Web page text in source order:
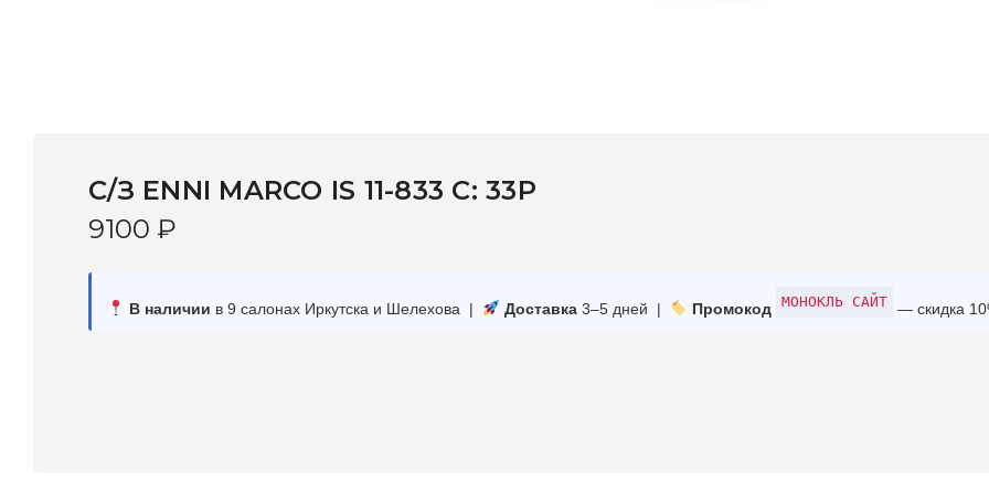
С/З ENNI MARCO IS 11-833 С: 33P
9100 ₽
В наличии в 9 салонах Иркутска и Шелехова | Доставка3–5 дней | Промокод МОНОКЛЬ САЙТ — скидка